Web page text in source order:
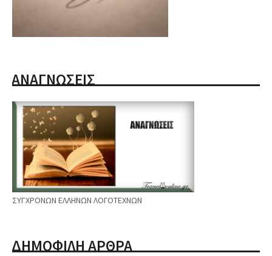
ΑΝΑΓΝΩΣΕΙΣ
ΣΥΓΧΡΟΝΩΝ ΕΛΛΗΝΩΝ ΛΟΓΟΤΕΧΝΩΝ
ΔΗΜΟΦΙΛΗ ΑΡΘΡΑ